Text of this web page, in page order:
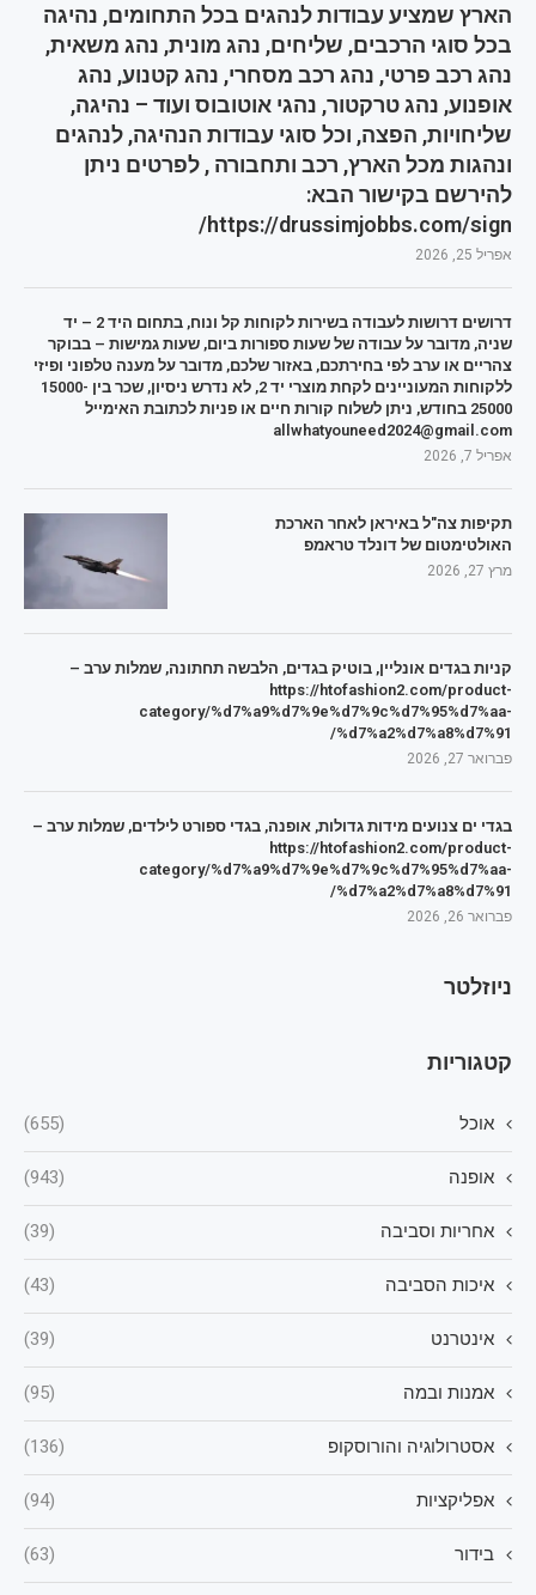
הארץ שמציע עבודות לנהגים בכל התחומים, נהיגה
בכל סוגי הרכבים, שליחים, נהג מונית, נהג משאית,
נהג רכב פרטי, נהג רכב מסחרי, נהג קטנוע, נהג
אופנוע, נהג טרקטור, נהגי אוטובוס ועוד – נהיגה,
שליחויות, הפצה, וכל סוגי עבודות הנהיגה, לנהגים
ונהגות מכל הארץ, רכב ותחבורה , לפרטים ניתן
להירשם בקישור הבא:
https://drussimjobbs.com/sign/
אפריל 25, 2026
דרושים דרושות לעבודה בשירות לקוחות קל ונוח, בתחום היד 2 – יד
שניה, מדובר על עבודה של שעות ספורות ביום, שעות גמישות – בבוקר
צהריים או ערב לפי בחירתכם, באזור שלכם, מדובר על מענה טלפוני ופיזי
ללקוחות המעוניינים לקחת מוצרי יד 2, לא נדרש ניסיון, שכר בין 15000-
25000 בחודש, ניתן לשלוח קורות חיים או פניות לכתובת האימייל
allwhatyouneed2024@gmail.com
אפריל 7, 2026
תקיפות צה"ל באיראן לאחר הארכת
האולטימטום של דונלד טראמפ
מרץ 27, 2026
קניות בגדים אונליין, בוטיק בגדים, הלבשה תחתונה, שמלות ערב –
https://htofashion2.com/product-
category/%d7%a9%d7%9e%d7%9c%d7%95%d7%aa-
%d7%a2%d7%a8%d7%91/
פברואר 27, 2026
בגדי ים צנועים מידות גדולות, אופנה, בגדי ספורט לילדים, שמלות ערב –
https://htofashion2.com/product-
category/%d7%a9%d7%9e%d7%9c%d7%95%d7%aa-
%d7%a2%d7%a8%d7%91/
פברואר 26, 2026
ניוזלטר
קטגוריות
אוכל (655)
אופנה (943)
אחריות וסביבה (39)
איכות הסביבה (43)
אינטרנט (39)
אמנות ובמה (95)
אסטרולוגיה והורוסקופ (136)
אפליקציות (94)
בידור (63)